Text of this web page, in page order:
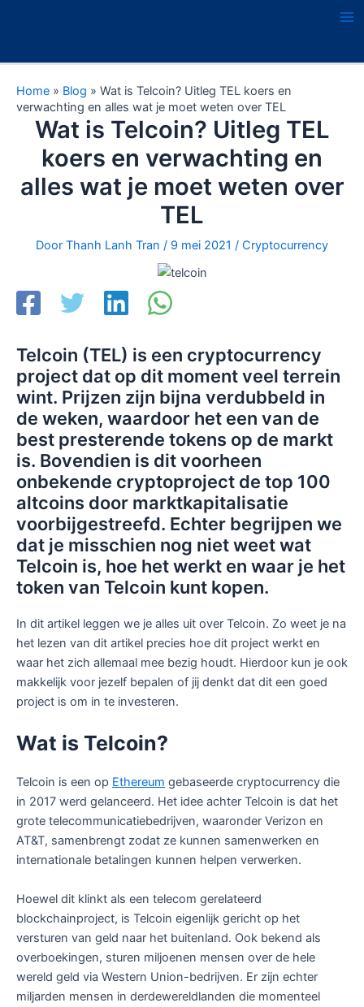
inhoud
Home » Blog » Wat is Telcoin? Uitleg TEL koers en
verwachting en alles wat je moet weten over TEL
Wat is Telcoin? Uitleg TEL
koers en verwachting en
alles wat je moet weten over
TEL
Door Thanh Lanh Tran / 9 mei 2021 / Cryptocurrency
Telcoin (TEL) is een cryptocurrency
project dat op dit moment veel terrein
wint. Prijzen zijn bijna verdubbeld in
de weken, waardoor het een van de
best presterende tokens op de markt
is. Bovendien is dit voorheen
onbekende cryptoproject de top 100
altcoins door marktkapitalisatie
voorbijgestreefd. Echter begrijpen we
dat je misschien nog niet weet wat
Telcoin is, hoe het werkt en waar je het
token van Telcoin kunt kopen.
In dit artikel leggen we je alles uit over Telcoin. Zo weet je na
het lezen van dit artikel precies hoe dit project werkt en
waar het zich allemaal mee bezig houdt. Hierdoor kun je ook
makkelijk voor jezelf bepalen of jij denkt dat dit een goed
project is om in te investeren.
Wat is Telcoin?
Telcoin is een op Ethereum gebaseerde cryptocurrency die
in 2017 werd gelanceerd. Het idee achter Telcoin is dat het
grote telecommunicatiebedrijven, waaronder Verizon en
AT&T, samenbrengt zodat ze kunnen samenwerken en
internationale betalingen kunnen helpen verwerken.
Hoewel dit klinkt als een telecom gerelateerd
blockchainproject, is Telcoin eigenlijk gericht op het
versturen van geld naar het buitenland. Ook bekend als
overboekingen, sturen miljoenen mensen over de hele
wereld geld via Western Union-bedrijven. Er zijn echter
miljarden mensen in derdewereldlanden die momenteel